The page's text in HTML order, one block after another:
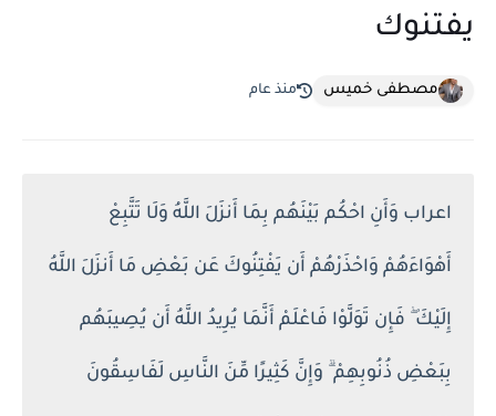
يفتنوك
مصطفى خميس منذ عام
اعراب وَأَنِ احْكُم بَيْنَهُم بِمَا أَنزَلَ اللَّهُ وَلَا تَتَّبِعْ
أَهْوَاءَهُمْ وَاحْذَرْهُمْ أَن يَفْتِنُوكَ عَن بَعْضِ مَا أَنزَلَ اللَّهُ
إِلَيْكَ ۖ فَإِن تَوَلَّوْا فَاعْلَمْ أَنَّمَا يُرِيدُ اللَّهُ أَن يُصِيبَهُم
بِبَعْضِ ذُنُوبِهِمْ ۗ وَإِنَّ كَثِيرًا مِّنَ النَّاسِ لَفَاسِقُونَ